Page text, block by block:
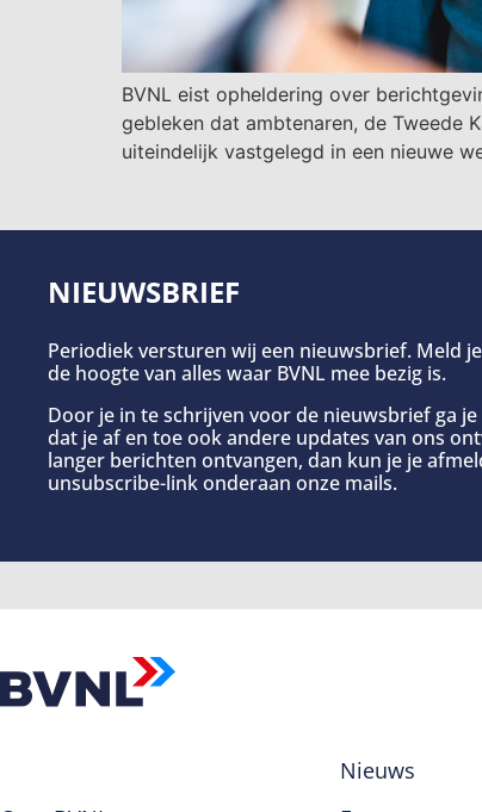
BVNL eist opheldering over
gebleken dat ambtenaren, de Tweede
uiteindelijk vastgelegd in een nieuwe
NIEUWSBRIEF
Periodiek versturen wij een nieuwsbrief. Meld
de hoogte van alles waar BVNL mee bezig is.
Door je in te schrijven voor de nieuwsbrief ga
dat je af en toe ook andere updates van ons
langer berichten ontvangen, dan kun je je
unsubscribe-link onderaan onze mails.
Nieuws